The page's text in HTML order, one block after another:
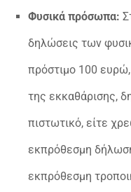
Φυσικά πρόσωπα:
δηλώσεις των
πρόστιμο 100
της εκκαθάρισης,
πιστωτικό, είτε
εκπρόθεσμη
εκπρόθεσμη